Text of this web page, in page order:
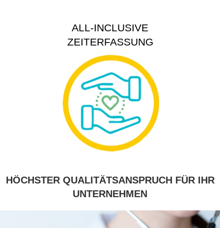
ALL-INCLUSIVE
ZEITERFASSUNG
HÖCHSTER QUALITÄTSANSPRUCH FÜR IHR
UNTERNEHMEN